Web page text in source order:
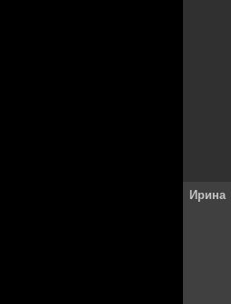
Ирина